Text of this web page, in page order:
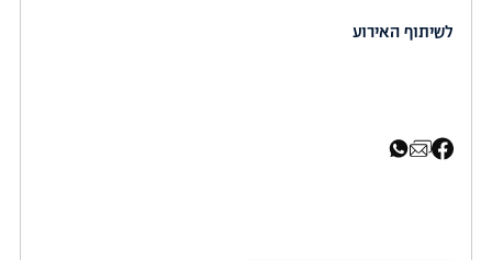
לשיתוף האירוע